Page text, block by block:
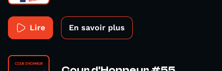
Lire En savoir plus